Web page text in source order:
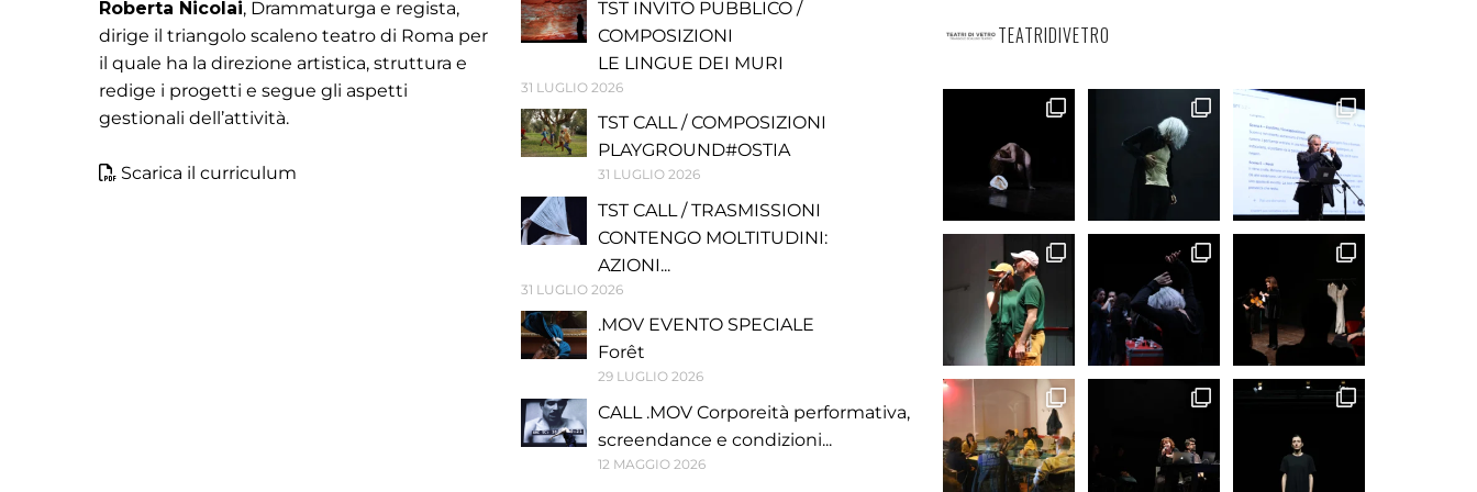
Roberta Nicolai, Drammaturga e regista,
dirige il triangolo scaleno teatro di Roma per
il quale ha la direzione artistica, struttura e
redige i progetti e segue gli aspetti
gestionali dell’attività.
Scarica il curriculum
TST INVITO PUBBLICO /
COMPOSIZIONI
LE LINGUE DEI MURI
31 LUGLIO 2026
TST CALL / COMPOSIZIONI
PLAYGROUND#OSTIA
31 LUGLIO 2026
TST CALL / TRASMISSIONI
CONTENGO MOLTITUDINI:
AZIONI...
31 LUGLIO 2026
.MOV EVENTO SPECIALE
Forêt
29 LUGLIO 2026
CALL .MOV Corporeità performativa,
screendance e condizioni...
12 MAGGIO 2026
TEATRIDIVETRO